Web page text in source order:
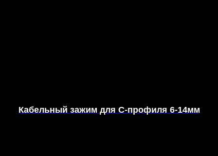
Кабельный зажим для С-профиля 6-14мм